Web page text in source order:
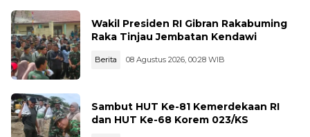
Wakil Presiden RI Gibran Rakabuming
Raka Tinjau Jembatan Kendawi
Berita 08 Agustus 2026, 00:28 WIB
Sambut HUT Ke-81 Kemerdekaan RI
dan HUT Ke-68 Korem 023/KS